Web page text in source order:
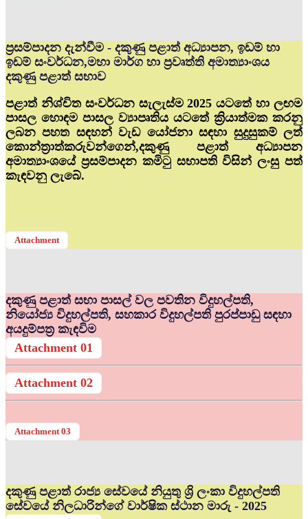
ප්‍රසම්පාදන දැන්වීම - දකුණු පළාත් අධ්‍යාපන, ඉඩම් හා
ඉඩම් සංවර්ධන,මහා මාර්ග හා ප්‍රවෘත්ති අමාත්‍යාංශය
දකුණු පළාත් සභාව
පළාත් නිශ්චිත සංවර්ධන සැලැස්ම 2025 යටතේ හා ලඟම
පාසල හොඳම පාසල ව්‍යාපෘතිය යටතේ ක්‍රියාත්මක කරනු
ලබන පහත සඳහන් වැඩ යෝජනා සඳහා සුදුසුකම් ලත්
කොන්ත්‍රාත්කරුවන්ගෙන්,දකුණු පළාත් අධ්‍යාපන
අමාත්‍යාංශයේ ප්‍රසම්පාදන කමිටු සභාපති විසින් ලංසු පත්
කැඳවනු ලැබේ.
Attachment
දකුණු පළාත් සභා පාසල් වල පවතින විදුහල්පති,
නියෝජ්‍ය විදුහල්පති, සහකාර විදුහල්පති පුරප්පාඩු සඳහා
අයදුම්පත්‍ර කැඳවිම
Attachment 01
Attachment 02
Attachment 03
දකුණු පළාත් රාජ්‍ය සේවයේ නියුතු ශ්‍රි ලංකා විදුහල්පති
සේවයේ නිලධාරින්ගේ වාර්ෂික ස්ථාන මාරු - 2025